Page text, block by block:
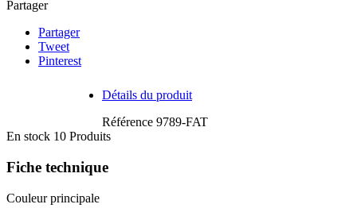
Partager
Partager
Tweet
Pinterest
Détails du produit
Référence 9789-FAT
En stock 10 Produits
Fiche technique
Couleur principale